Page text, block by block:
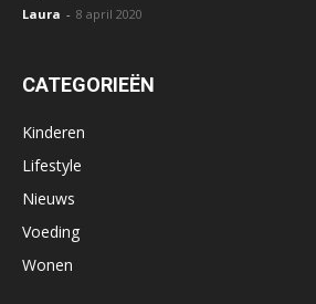
Laura - 8 april 2020
CATEGORIEËN
Kinderen
Lifestyle
Nieuws
Voeding
Wonen